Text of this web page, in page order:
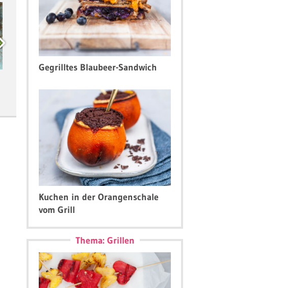
Obst-Carpaccio aus
Mango-Mozzarella-Salat
Gegrilltes Blaubeer-Sandwich
Kuchen in der Orangenschale
vom Grill
Thema: Grillen